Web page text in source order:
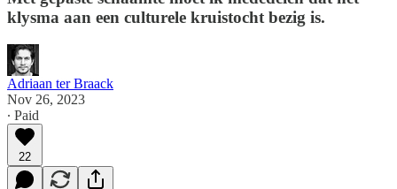
klysma aan een culturele kruistocht bezig is.
Adriaan ter Braack
Nov 26, 2023
∙ Paid
22